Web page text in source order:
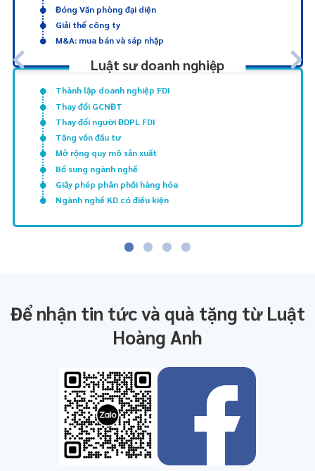
Đóng Văn phòng đại diện
Giải thể công ty
M&A: mua bán và sáp nhập
Luật sư doanh nghiệp
Thành lập doanh nghiệp FDI
Thay đổi GCNĐT
Thay đổi người ĐDPL FDI
Tăng vốn đầu tư
Mở rộng quy mô sản xuất
Bổ sung ngành nghề
Giấy phép phân phối hàng hóa
Ngành nghề KD có điều kiện
Để nhận tin tức và quà tặng từ Luật
Hoàng Anh